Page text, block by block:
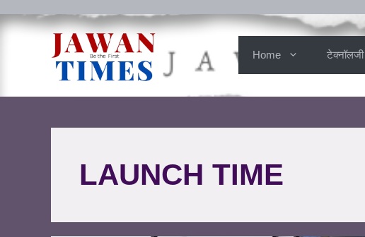
Home टेक्नॉलजी
LAUNCH TIME